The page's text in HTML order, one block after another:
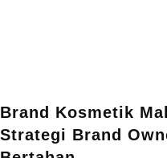
Brand Kosmetik
Strategi Brand